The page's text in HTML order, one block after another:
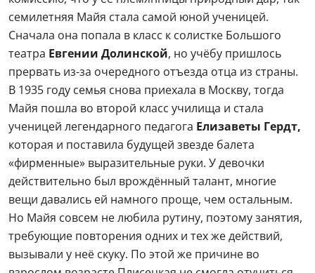
семилетняя Майя стала самой юной ученицей.
Сначала она попала в класс к солистке Большого
театра Евгении Долинской, но учёбу пришлось
прервать из-за очередного отъезда отца из страны.
В 1935 году семья снова приехала в Москву, тогда
Майя пошла во второй класс училища и стала
ученицей легендарного педагога Елизаветы Гердт,
которая и поставила будущей звезде балета
«фирменные» выразительные руки. У девочки
действительно был врождённый талант, многие
вещи давались ей намного проще, чем остальным.
Но Майя совсем не любила рутину, поэтому занятия,
требующие повторения одних и тех же действий,
вызывали у неё скуку. По этой же причине во